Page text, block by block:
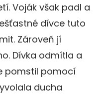
Voják však padl a
dívce tuto
Zároveň jí
Dívka odmítla a
pomstil pomocí
ducha